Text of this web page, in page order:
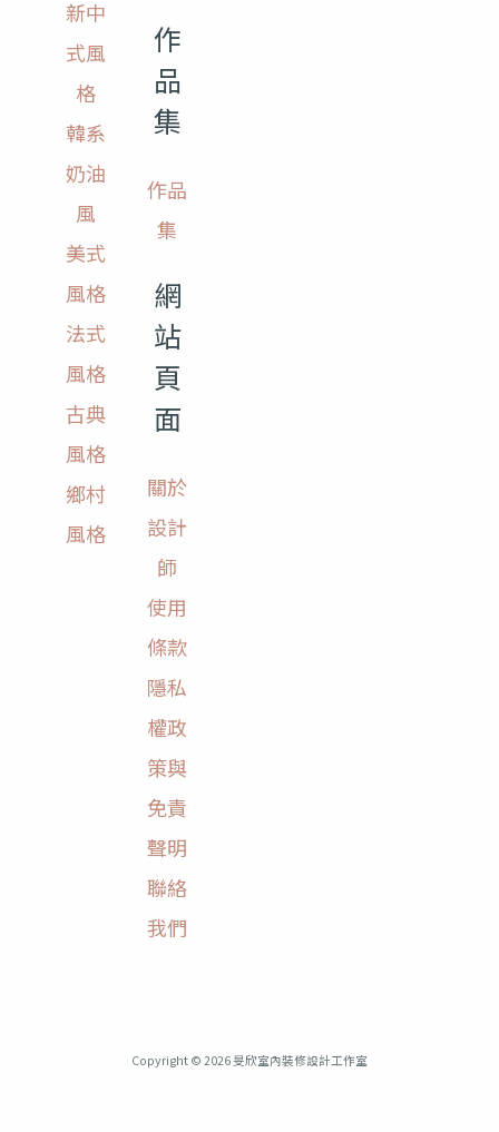
新中
式風
格
韓系
奶油
風
美式
風格
法式
風格
古典
風格
鄉村
風格
作
品
集
作品
集
網
站
頁
面
關於
設計
師
使用
條款
隱私
權政
策與
免責
聲明
聯絡
我們
Copyright © 2026 旻欣室內裝修設計工作室